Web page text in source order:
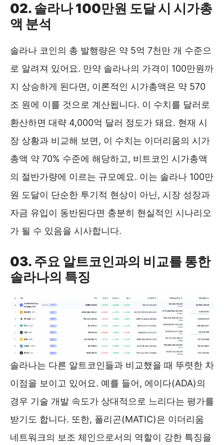
02. 솔라나 100만원 도달 시 시가총
액 분석
솔라나 코인의 총 발행량은 약 5억 7천만 개 수준으
로 알려져 있어요. 만약 솔라나의 가격이 100만원까
지 상승하게 된다면, 이론적인 시가총액은 약 570
조 원에 이를 것으로 계산됩니다. 이 수치를 달러로
환산하면 대략 4,000억 달러 정도가 돼요. 현재 시
장 상황과 비교해 보면, 이 수치는 이더리움의 시가
총액 약 70% 수준에 해당하고, 비트코인 시가총액
의 절반가량에 이르는 규모예요. 이는 솔라나 100만
원 도달이 단순한 투기적 현상이 아닌, 시장 성장과
자금 유입이 동반된다면 충분히 현실적인 시나리오
가 될 수 있음을 시사합니다.
03. 주요 알트코인과의 비교를 통한
솔라나의 특징
솔라나는 다른 알트코인들과 비교했을 때 뚜렷한 차
이점을 보이고 있어요. 예를 들어, 에이다(ADA)의
경우 기술 개발 속도가 상대적으로 느리다는 평가를
받기도 합니다. 또한, 폴리곤(MATIC)은 이더리움
네트워크의 보조 체인으로서의 역할이 강한 특징을